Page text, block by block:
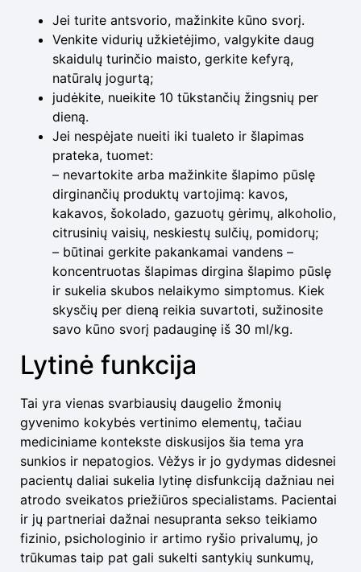
Jei turite antsvorio, mažinkite kūno svorį.
Venkite vidurių užkietėjimo, valgykite daug
skaidulų turinčio maisto, gerkite kefyrą,
natūralų jogurtą;
judėkite, nueikite 10 tūkstančių žingsnių per
dieną.
Jei nespėjate nueiti iki tualeto ir šlapimas
prateka, tuomet:
– nevartokite arba mažinkite šlapimo pūslę
dirginančių produktų vartojimą: kavos,
kakavos, šokolado, gazuotų gėrimų, alkoholio,
citrusinių vaisių, neskiestų sulčių, pomidorų;
– būtinai gerkite pakankamai vandens –
koncentruotas šlapimas dirgina šlapimo pūslę
ir sukelia skubos nelaikymo simptomus. Kiek
skysčių per dieną reikia suvartoti, sužinosite
savo kūno svorį padauginę iš 30 ml/kg.
Lytinė funkcija
Tai yra vienas svarbiausių daugelio žmonių
gyvenimo kokybės vertinimo elementų, tačiau
mediciniame kontekste diskusijos šia tema yra
sunkios ir nepatogios. Vėžys ir jo gydymas didesnei
pacientų daliai sukelia lytinę disfunkciją dažniau nei
atrodo sveikatos priežiūros specialistams. Pacientai
ir jų partneriai dažnai nesupranta sekso teikiamo
fizinio, psichologinio ir artimo ryšio privalumų, jo
trūkumas taip pat gali sukelti santykių sunkumų,